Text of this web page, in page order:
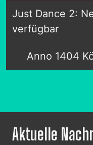
Just Dance 2:
verfügbar
Anno 1404
Aktuelle